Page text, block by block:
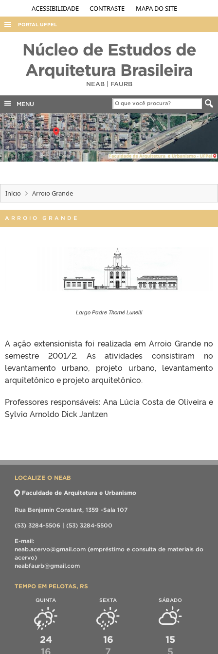
ACESSIBILIDADE CONTRASTE MAPA DO SITE
PORTAL UFPEL
AUDITORIA
COBALTO
EDITAIS
INTERNACIONAL
OUVIDORIA
PORTARIAS
Núcleo de Estudos de
Arquitetura Brasileira
NEAB | FAURB
MENU
Início Arroio Grande
ARROIO GRANDE
Largo Padre Thomé Lunelli
A ação extensionista foi realizada em Arroio Grande no
semestre 2001/2. As atividades consistiram no
levantamento urbano, projeto urbano, levantamento
arquitetônico e projeto arquitetônico.
Professores responsáveis: Ana Lúcia Costa de Oliveira e
Sylvio Arnoldo Dick Jantzen
LOCALIZE O NEAB
Faculdade de Arquitetura e Urbanismo
Rua Benjamin Constant, 1359 -Sala 107
(53) 3284-5506 | (53) 3284-5500
E-mail:
neab.acervo@gmail.com (empréstimo e consulta de materiais do
acervo)
neabfaurb@gmail.com
TEMPO EM PELOTAS, RS
QUINTA
24
16
SEXTA
16
7
SÁBADO
15
5